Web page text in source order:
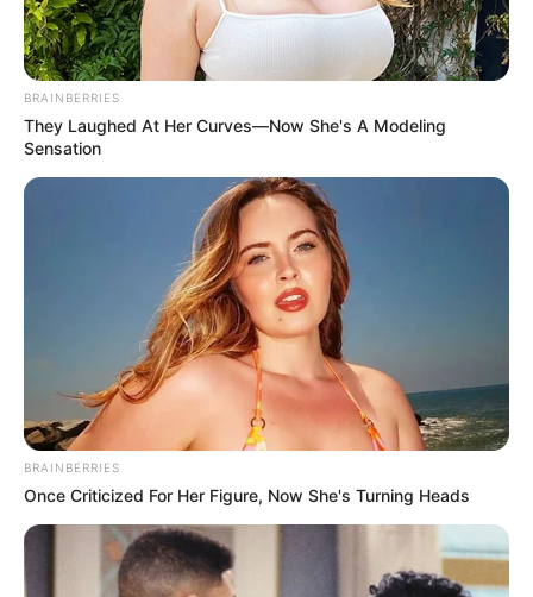
BRAINBERRIES
They Laughed At Her Curves—Now She's A Modeling
Sensation
BRAINBERRIES
Once Criticized For Her Figure, Now She's Turning Heads